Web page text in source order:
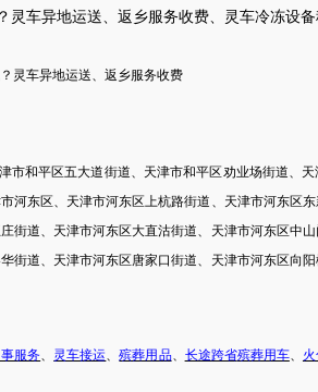
？ 灵车异地运送 返乡服务收费 灵车冷冻设
？ 灵车异地运送 返乡服务收费
市和平区五大道街道、天津市和平区劝业场街道、
河东区、天津市河东区上杭路街道、天津市河东区
街道、天津市河东区大直沽街道、天津市河东区中
街道、天津市河东区唐家口街道、天津市河东区向
服务 灵车接运 、殡葬用品、 长途跨省殡葬用车、